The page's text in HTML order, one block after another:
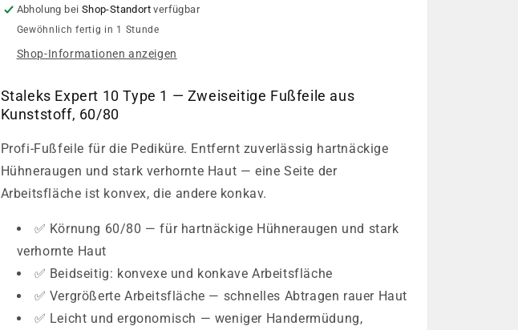
10/1)
10/1)
Abholung bei Shop-Standortverfügbar
Gewöhnlich fertig in 1 Stunde
Shop-Informationen anzeigen
Staleks Expert 10 Type 1 — Zweiseitige Fußfeile aus
Kunststoff, 60/80
Profi-Fußfeile für die Pediküre. Entfernt zuverlässig hartnäckige
Hühneraugen und stark verhornte Haut — eine Seite der
Arbeitsfläche ist konvex, die andere konkav.
✅ Körnung 60/80 — für hartnäckige Hühneraugen und stark
verhornte Haut
✅ Beidseitig: konvexe und konkave Arbeitsfläche
✅ Vergrößerte Arbeitsfläche — schnelles Abtragen rauer Haut
✅ Leicht und ergonomisch — weniger Handermüdung,